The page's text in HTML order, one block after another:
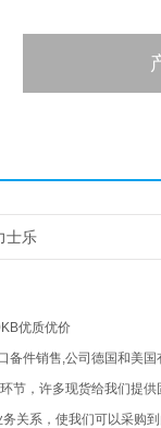
士乐
优质优价
备件销售,公司德国和美
节，许多现货给我们提
关系，使我们可以采购